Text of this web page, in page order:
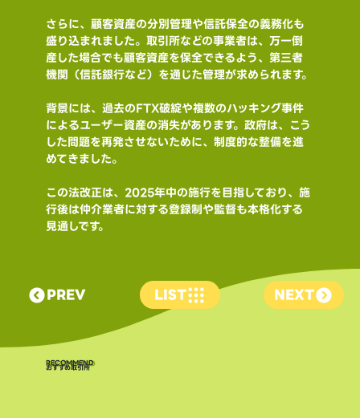
さらに、顧客資産の分別管理や信託保全の義務化も
盛り込まれました。取引所などの事業者は、万一倒
産した場合でも顧客資産を保全できるよう、第三者
機関（信託銀行など）を通じた管理が求められます。
背景には、過去のFTX破綻や複数のハッキング事件
によるユーザー資産の消失があります。政府は、こう
した問題を再発させないために、制度的な整備を進
めてきました。
この法改正は、2025年中の施行を目指しており、施
行後は仲介業者に対する登録制や監督も本格化する
見通しです。
PREV LIST NEXT
​RECOMMEND
おすすめ取引所